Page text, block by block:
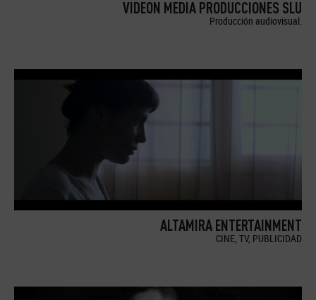
VIDEON MEDIA PRODUCCIONES SLU
Producción audiovisual.
ALTAMIRA ENTERTAINMENT
CINE, TV, PUBLICIDAD